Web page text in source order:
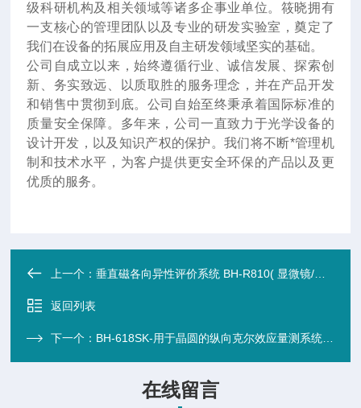
级科研机构及相关领域等诸多企事业单位。筱晓拥有
一支核心的管理团队以及专业的研发实验室，奠定了
我们在设备的拓展应用及自主研发领域坚实的基础。
公司自成立以来，始终遵循行业、诚信发展、探索创
新、务实致远、以质取胜的服务理念，并在产品开发
和销售中贯彻到底。公司自始至终秉承着国际标准的
质量安全保障。多年来，公司一直致力于光学设备的
设计开发，以及知识产权的保护。我们将不断*管理机
制和技术水平，为客户提供更安全环保的产品以及更
优质的服务。
上一个：垂直磁各向异性评价系统 BH-R810( 显微镜/测振/磁光克尔)
返回列表
下一个： BH-618SK-用于晶圆的纵向克尔效应量测系统 BH-618SK（显微OCT扫频测振/磁光克）
在线留言